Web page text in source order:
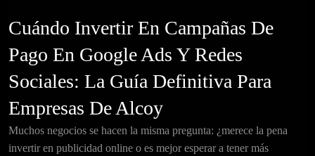
Cuándo Invertir En Campañas De
Pago En Google Ads Y Redes
Sociales: La Guía Definitiva Para
Empresas De Alcoy
Muchos negocios se hacen la misma pregunta: ¿merece la pena
invertir en publicidad online o es mejor esperar a tener más